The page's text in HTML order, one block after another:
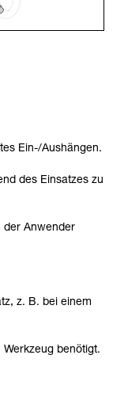
Ein-/Aushängen.
des Einsatzes zu
der Anwender
z. B. bei einem
benötigt.